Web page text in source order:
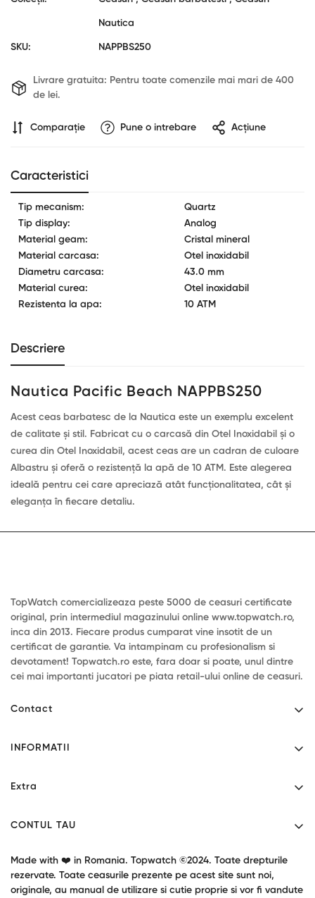
Nautica
SKU: NAPPBS250
Livrare gratuita: Pentru toate comenzile mai mari de 400
de lei.
Comparaţie Pune o intrebare Acțiune
Caracteristici
Tip mecanism:
Quartz
Tip display:
Analog
Material geam:
Cristal mineral
Material carcasa:
Otel inoxidabil
Diametru carcasa:
43.0 mm
Material curea:
Otel inoxidabil
Rezistenta la apa:
10 ATM
Descriere
Nautica Pacific Beach NAPPBS250
Acest ceas barbatesc de la Nautica este un exemplu excelent
de calitate și stil. Fabricat cu o carcasă din Otel Inoxidabil și o
curea din Otel Inoxidabil, acest ceas are un cadran de culoare
Albastru și oferă o rezistență la apă de 10 ATM. Este alegerea
ideală pentru cei care apreciază atât funcționalitatea, cât și
eleganța în fiecare detaliu.
TopWatch comercializeaza peste 5000 de ceasuri certificate
original, prin intermediul magazinului online www.topwatch.ro,
inca din 2013. Fiecare produs cumparat vine insotit de un
certificat de garantie. Va intampinam cu profesionalism si
devotament! Topwatch.ro este, fara doar si poate, unul dintre
cei mai importanti jucatori pe piata retail-ului online de ceasuri.
Contact
Program: L-V 9:00-17:30
contact@topwatch.ro
INFORMATII
Livrare
Termeni si conditii
Extra
Garantie produse
Oferte speciale
CONTUL TAU
Returnari
Made with ❤️ in Romania. Topwatch ©2024. Toate drepturile
rezervate. Toate ceasurile prezente pe acest site sunt noi,
originale, au manual de utilizare si cutie proprie si vor fi vandute
Confirm your age
Are you 18 years old or older?
No, I'm not Yes, I am